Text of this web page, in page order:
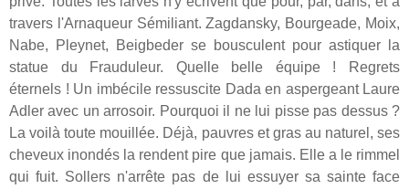
travers l'Arnaqueur Sémiliant. Zagdansky, Bourgeade, Moix,
Nabe, Pleynet, Beigbeder se bousculent pour astiquer la
statue du Frauduleur. Quelle belle équipe ! Regrets
éternels ! Un imbécile ressuscite Dada en aspergeant Laure
Adler avec un arrosoir. Pourquoi il ne lui pisse pas dessus ?
La voilà toute mouillée. Déjà, pauvres et gras au naturel, ses
cheveux inondés la rendent pire que jamais. Elle a le rimmel
qui fuit. Sollers n'arrête pas de lui essuyer sa sainte face